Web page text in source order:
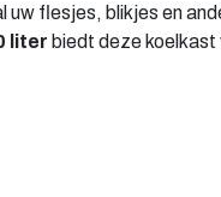
uw flesjes, blikjes en
liter biedt deze koelkast